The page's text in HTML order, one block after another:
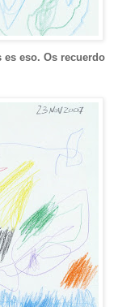
eso. Os recuerdo